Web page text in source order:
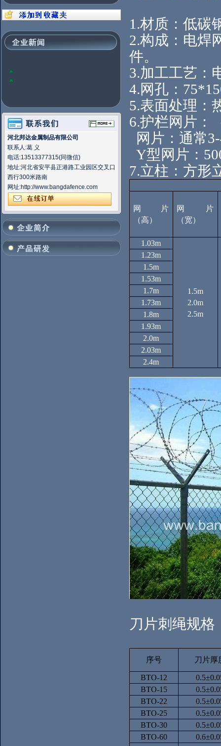
河北邦达金属制品有限公司
联系人:葛 义
电话:13513377315(同微信)
地址:河北省安平县正港路工业园区交叉口
西行300米路南
网址:http://www.bangdafence.com
1.材质：低碳
2.构成：电焊
件。
3.加工工艺：
4.网孔：
5.表面处理：
6.护栏网片：
网片：通常
Y型网片：
7.立柱：方形
网片
（高）
网片
（宽）
1.03m
1.5m
2.0m
2.5m
1.23m
1.5m
1.53m
1.7m
1.73m
1.8m
1.93m
2.0m
2.03m
2.4m
刀片刺绳规格
序号 刀片厚
BTO-12
BTO-15
BTO-22
BTO-25
BTO-30
BTO-60